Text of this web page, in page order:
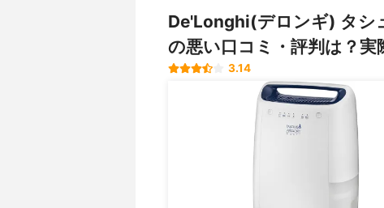
De'Longhi(デロンギ) タシ
の悪い口コミ・評判は？
3.14